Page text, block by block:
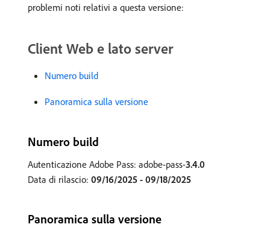
problemi noti relativi a questa versione:
Client Web e lato server
Numero build
Panoramica sulla versione
Numero build
Autenticazione Adobe Pass: adobe-pass-3.4.0
Data di rilascio: 09/16/2025 - 09/18/2025
Panoramica sulla versione